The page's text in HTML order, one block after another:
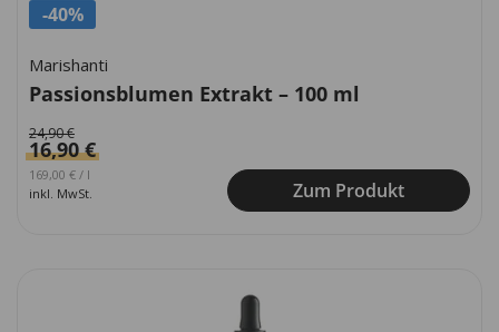
-40%
Marishanti
Passionsblumen Extrakt – 100 ml
24,90€
16,90€
Ursprünglicher Preis war: 249,00 €
169,00 €Aktueller Preis ist: 169,00 €.
/ l
inkl. MwSt.
Zum Produkt